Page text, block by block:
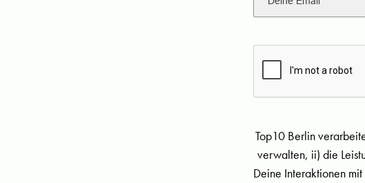
Top10 Berlin
verwalten, ii) die
Deine Interaktionen